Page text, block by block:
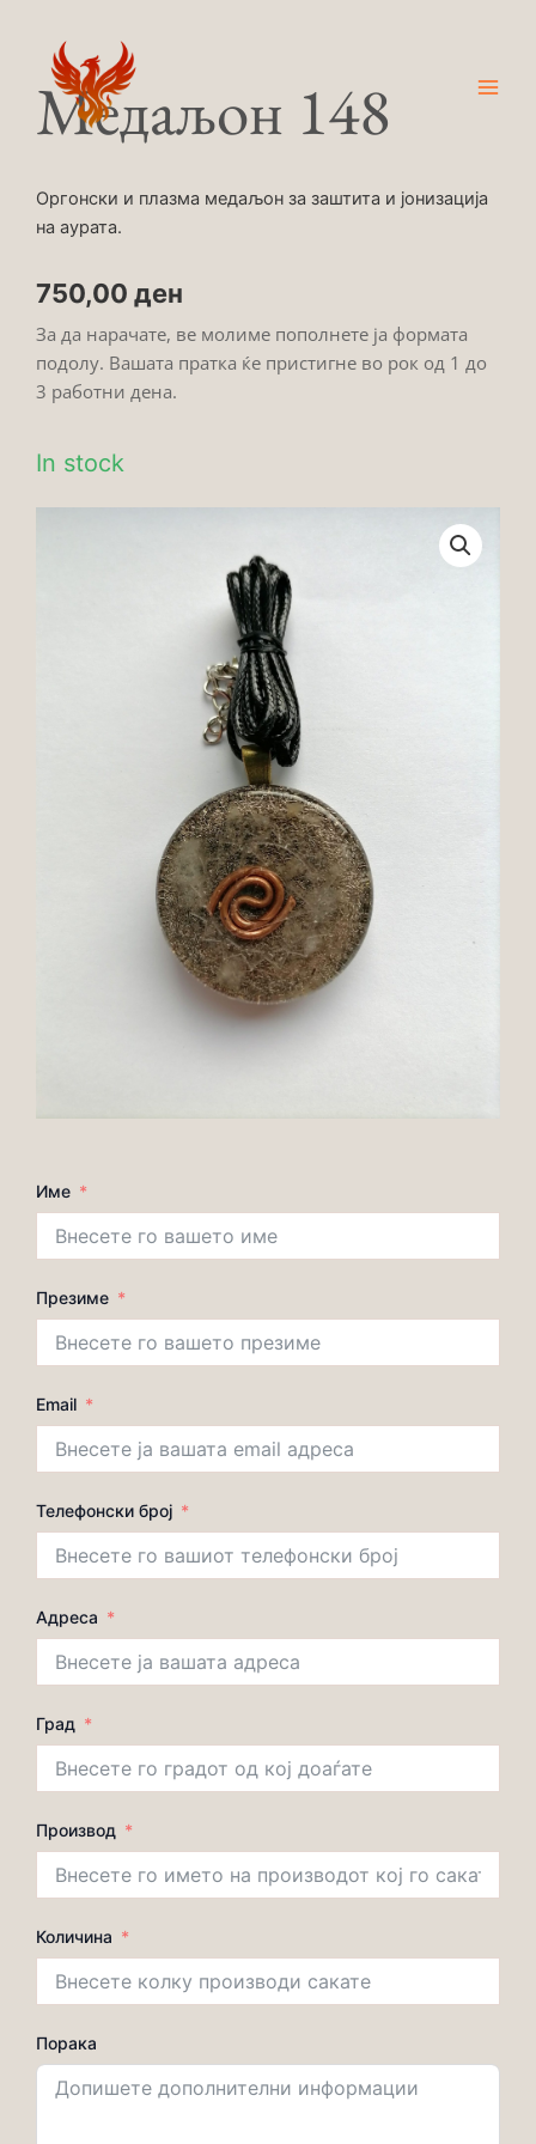
contentМедаљон 148
Оргонски и плазма медаљон за заштита и јонизација
на аурата.
750,00 ден
За да нарачате, ве молиме пополнете ја формата
подолу. Вашата пратка ќе пристигне во рок од 1 до
3 работни дена.
In stock
Име
Презиме
Email
Телефонски број
Адреса
Град
Производ
Количина
Порака